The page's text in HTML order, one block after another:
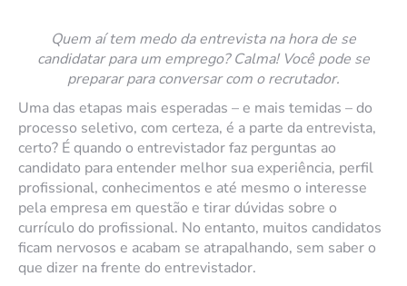
Quem aí tem medo da entrevista na hora de se
candidatar para um emprego? Calma! Você pode se
preparar para conversar com o recrutador.
Uma das etapas mais esperadas – e mais temidas – do
processo seletivo, com certeza, é a parte da entrevista,
certo? É quando o entrevistador faz perguntas ao
candidato para entender melhor sua experiência, perfil
profissional, conhecimentos e até mesmo o interesse
pela empresa em questão e tirar dúvidas sobre o
currículo do profissional. No entanto, muitos candidatos
ficam nervosos e acabam se atrapalhando, sem saber o
que dizer na frente do entrevistador.